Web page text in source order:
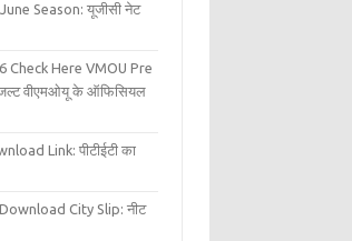
Season: यूजीसी नेट
Check Here VMOU Pre
वीएमओयू के ऑफिसियल
Link: पीटीईटी का
City Slip: नीट